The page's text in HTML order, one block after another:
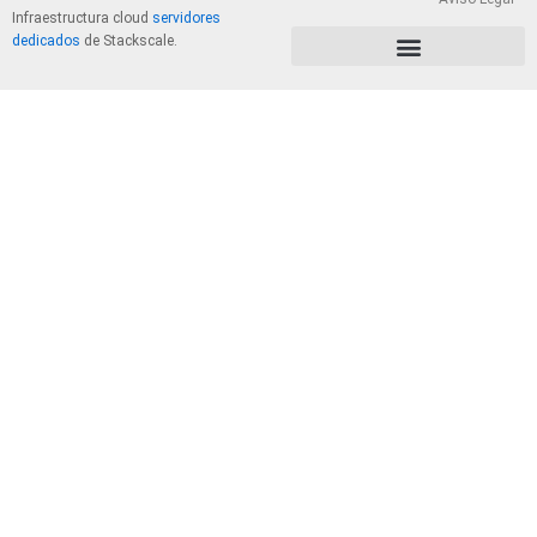
Infraestructura cloud servidores
dedicados de Stackscale.